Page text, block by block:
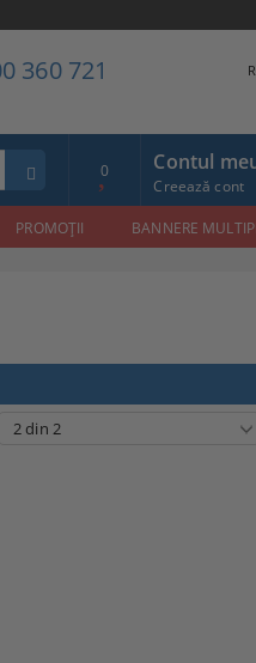
360 721
0 Contul
Creează cont
PROMOŢII BANNERE